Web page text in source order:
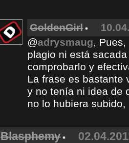
GoldenGirl
@adrysmaug,
plagio ni está
comprobarlo y
La frase es bastante
y no tenía ni idea de
no lo hubiera subido,
Blasphemy